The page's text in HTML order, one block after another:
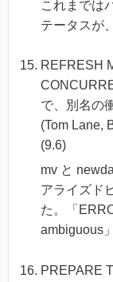
これまでは
テータスが
REFRESH
で、別名の
(Tom Lane,
(9.6)
mv と
アライズド
た。「
ambiguous
PREPARE